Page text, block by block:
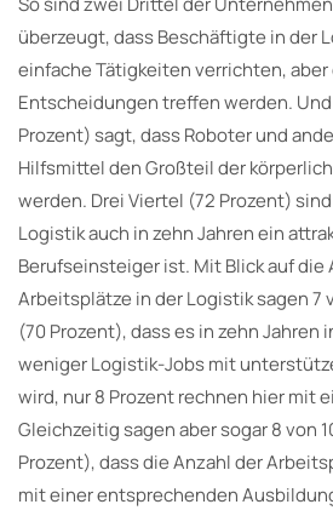
überzeugt, dass Beschäftigte in der
einfache Tätigkeiten verrichten, aber
Entscheidungen treffen werden.
Prozent) sagt, dass Roboter und
Hilfsmittel den Großteil der
werden. Drei Viertel (72 Prozent)
Logistik auch in zehn Jahren ein
Berufseinsteiger ist. Mit Blick auf die
Arbeitsplätze in der Logistik sagen 7
(70 Prozent), dass es in zehn Jahren
weniger Logistik-Jobs mit
wird, nur 8 Prozent rechnen hier mit
Gleichzeitig sagen aber sogar 8 von
Prozent), dass die Anzahl der
mit einer entsprechenden